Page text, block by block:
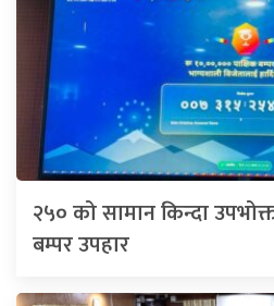
२५० को सामान किन्दा
बम्पर उपहार